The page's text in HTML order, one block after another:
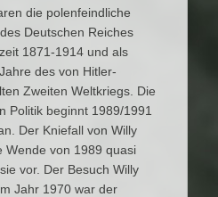
die polenfeindliche
Deutschen Reiches
1871-1914 und als
des von Hitler-
Zweiten Weltkriegs. Die
Politik beginnt 1989/1991
Der Kniefall von Willy
Wende von 1989 quasi
vor. Der Besuch Willy
Jahr 1970 war der